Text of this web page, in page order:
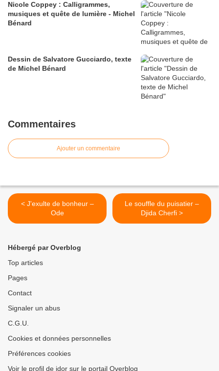
Nicole Coppey : Calligrammes,
musiques et quête de lumière - Michel
Bénard
Dessin de Salvatore Gucciardo, texte
de Michel Bénard
Commentaires
Ajouter un commentaire
< J'exulte de bonheur –
Ode
Le souffle du puisatier –
Djida Cherfi >
Hébergé par Overblog
Top articles
Pages
Contact
Signaler un abus
C.G.U.
Cookies et données personnelles
Préférences cookies
Voir le profil de jdor sur le portail Overblog